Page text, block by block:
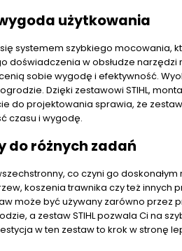
użytkowania
systemem szybkiego mocowania,
doświadczenia w obsłudze
sobie wygodę i efektywność.
Dzięki zestawowi STIHL,
do projektowania sprawia, że
czasu i wygodę.
do różnych zadań
co czyni go
koszenia trawnika czy też innych
może być używany zarówno przez
a zestaw STIHL pozwala Ci na
w ten zestaw to krok w stronę